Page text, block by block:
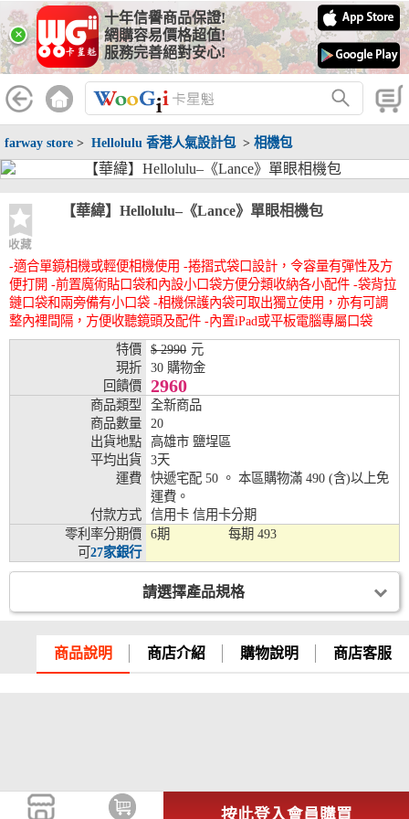
×
十年信譽商品保證!
網購容易價格超值!
服務完善絕對安心!
farway store > Hellolulu 香港人氣設計包> 相機包
收藏
【華緯】Hellolulu–《Lance》單眼相機包
-適合單鏡相機或輕便相機使用 -捲摺式袋口設計，令容量有彈性及方
便打開 -前置魔術貼口袋和內設小口袋方便分類收納各小配件 -袋背拉
鏈口袋和兩旁備有小口袋 -相機保護內袋可取出獨立使用，亦有可調
整內裡間隔，方便收聽鏡頭及配件 -內置iPad或平板電腦專屬口袋
特價
$ 2990 元
現折
30 購物金
回饋價
2960
商品類型
全新商品
商品數量
20
出貨地點
高雄市 鹽埕區
平均出貨
3天
運費
快遞宅配 50 。 本區購物滿 490 (含)以上免
運費。
付款方式
信用卡 信用卡分期
零利率分期價
可27家銀行
6期 每期 493
請選擇產品規格
商品說明 商店介紹 購物說明 商店客服
按此登入會員購買
線上分期銀行
WooGii 與 綠界 合作，『信用卡分期付款』 與 『信用卡零利率
分期付款』 的配合銀行如下：
分期期數 提供分期之銀行
3期
兆豐銀行、合作金庫、第一銀行、華南銀行、
彰化銀行、上海銀行、富邦銀行、國泰世華、
臺灣新光銀行、陽信銀行、聯邦銀行、遠東商
託、台灣樂天、三信商銀
兆豐銀行、合作金庫、第一銀行、華南銀行、
彰化銀行、上海銀行、富邦銀行、國泰世華、
台灣企銀、台中銀行、匯豐銀行、華泰銀行、
臺灣新光銀行、陽信銀行、聯邦銀行、遠東商
銀、元大銀行、永豐銀行、玉山銀行、凱基銀
行、星展銀行、台新銀行、安泰銀行、中國信
託、台灣樂天、三信商銀
兆豐銀行、合作金庫、第一銀行、華南銀行、
彰化銀行、上海銀行、富邦銀行、國泰世華、
台灣企銀、台中銀行、匯豐銀行、華泰銀行、
臺灣新光銀行、陽信銀行、聯邦銀行、遠東商
銀、元大銀行、永豐銀行、玉山銀行、凱基銀
行、星展銀行、台新銀行、安泰銀行、中國信
託、台灣樂天、三信商銀
兆豐銀行、合作金庫、第一銀行、華南銀行、
彰化銀行、上海銀行、富邦銀行、國泰世華、
台灣企銀、台中銀行、匯豐銀行、華泰銀行、
銀、元大銀行、永豐銀行、玉山銀行、凱基銀
行、星展銀行、台新銀行、安泰銀行、中國信
託、台灣樂天